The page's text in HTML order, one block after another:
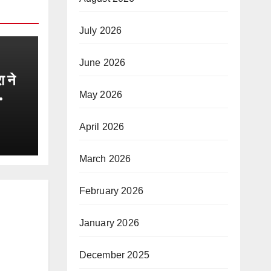
ने
July 2026
June 2026
May 2026
April 2026
March 2026
February 2026
January 2026
December 2025